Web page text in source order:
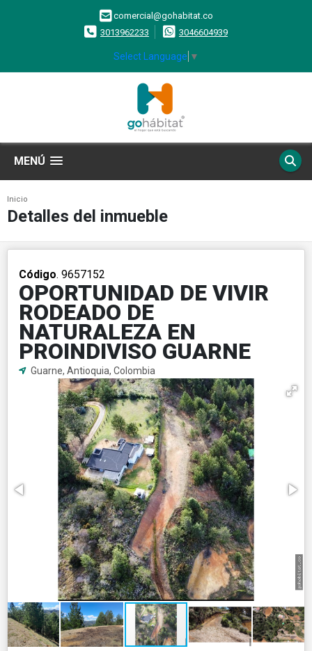
comercial@gohabitat.co
3013962233
3046604939
Select Language ▼
MENÚ
Inicio
Detalles del inmueble
Código. 9657152
OPORTUNIDAD DE VIVIR
RODEADO DE
NATURALEZA EN
PROINDIVISO GUARNE
Guarne, Antioquia, Colombia